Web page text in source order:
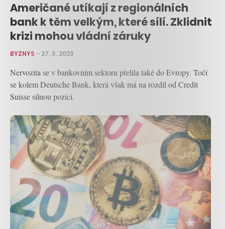
Američané utíkají z regionálních
bank k těm velkým, které sílí. Zklidnit
krizi mohou vládní záruky
BYZNYS – 27. 3. 2023
Nervozita se v bankovním sektoru přelila také do Evropy. Točí
se kolem Deutsche Bank, která však má na rozdíl od Credit
Suisse silnou pozici.